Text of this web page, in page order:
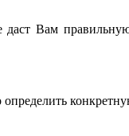
даст Вам
определить